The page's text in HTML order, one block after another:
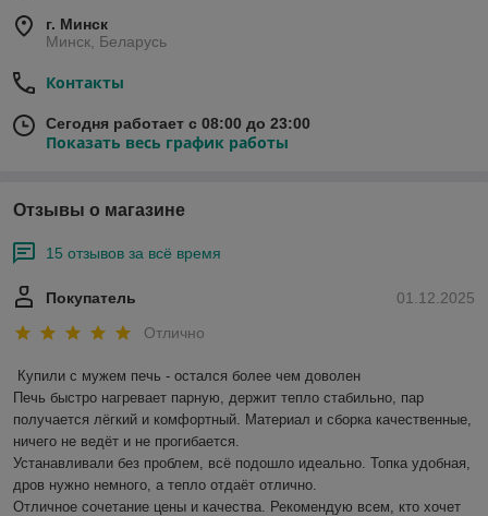
г. Минск
Минск, Беларусь
Контакты
Сегодня работает с 08:00 до 23:00
Показать весь график работы
Отзывы о магазине
15 отзывов за всё время
01.12.2025
Покупатель
Отлично
Купили с мужем печь - остался более чем доволен
Печь быстро нагревает парную, держит тепло стабильно, пар
получается лёгкий и комфортный. Материал и сборка качественные,
ничего не ведёт и не прогибается.
Устанавливали без проблем, всё подошло идеально. Топка удобная,
дров нужно немного, а тепло отдаёт отлично.
Отличное сочетание цены и качества. Рекомендую всем, кто хочет